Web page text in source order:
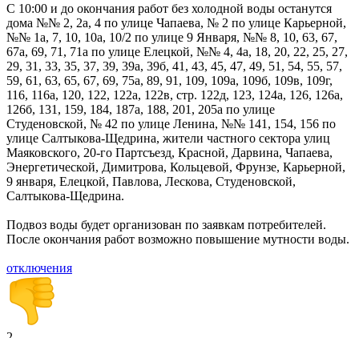
С 10:00 и до окончания работ без холодной воды останутся
дома №№ 2, 2а, 4 по улице Чапаева, № 2 по улице Карьерной,
№№ 1а, 7, 10, 10а, 10/2 по улице 9 Января, №№ 8, 10, 63, 67,
67а, 69, 71, 71а по улице Елецкой, №№ 4, 4а, 18, 20, 22, 25, 27,
29, 31, 33, 35, 37, 39, 39а, 39б, 41, 43, 45, 47, 49, 51, 54, 55, 57,
59, 61, 63, 65, 67, 69, 75а, 89, 91, 109, 109а, 109б, 109в, 109г,
116, 116а, 120, 122, 122а, 122в, стр. 122д, 123, 124а, 126, 126а,
126б, 131, 159, 184, 187а, 188, 201, 205а по улице
Студеновской, № 42 по улице Ленина, №№ 141, 154, 156 по
улице Салтыкова-Щедрина, жители частного сектора улиц
Маяковского, 20-го Партсъезд, Красной, Дарвина, Чапаева,
Энергетической, Димитрова, Кольцевой, Фрунзе, Карьерной,
9 января, Елецкой, Павлова, Лескова, Студеновской,
Салтыкова-Щедрина.
Подвоз воды будет организован по заявкам потребителей.
После окончания работ возможно повышение мутности воды.
отключения